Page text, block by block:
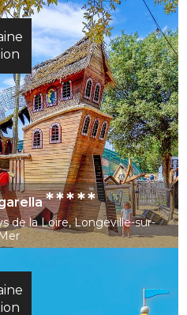
*****
de la Loire, Longeville-sur-